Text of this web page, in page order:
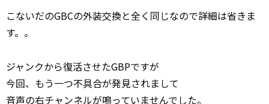
こないだのGBCの外装交換と全く同じなので詳細は省きま
す。。
ジャンクから復活させたGBPですが
今回、もう一つ不具合が発見されまして
音声の右チャンネルが鳴っていませんでした。